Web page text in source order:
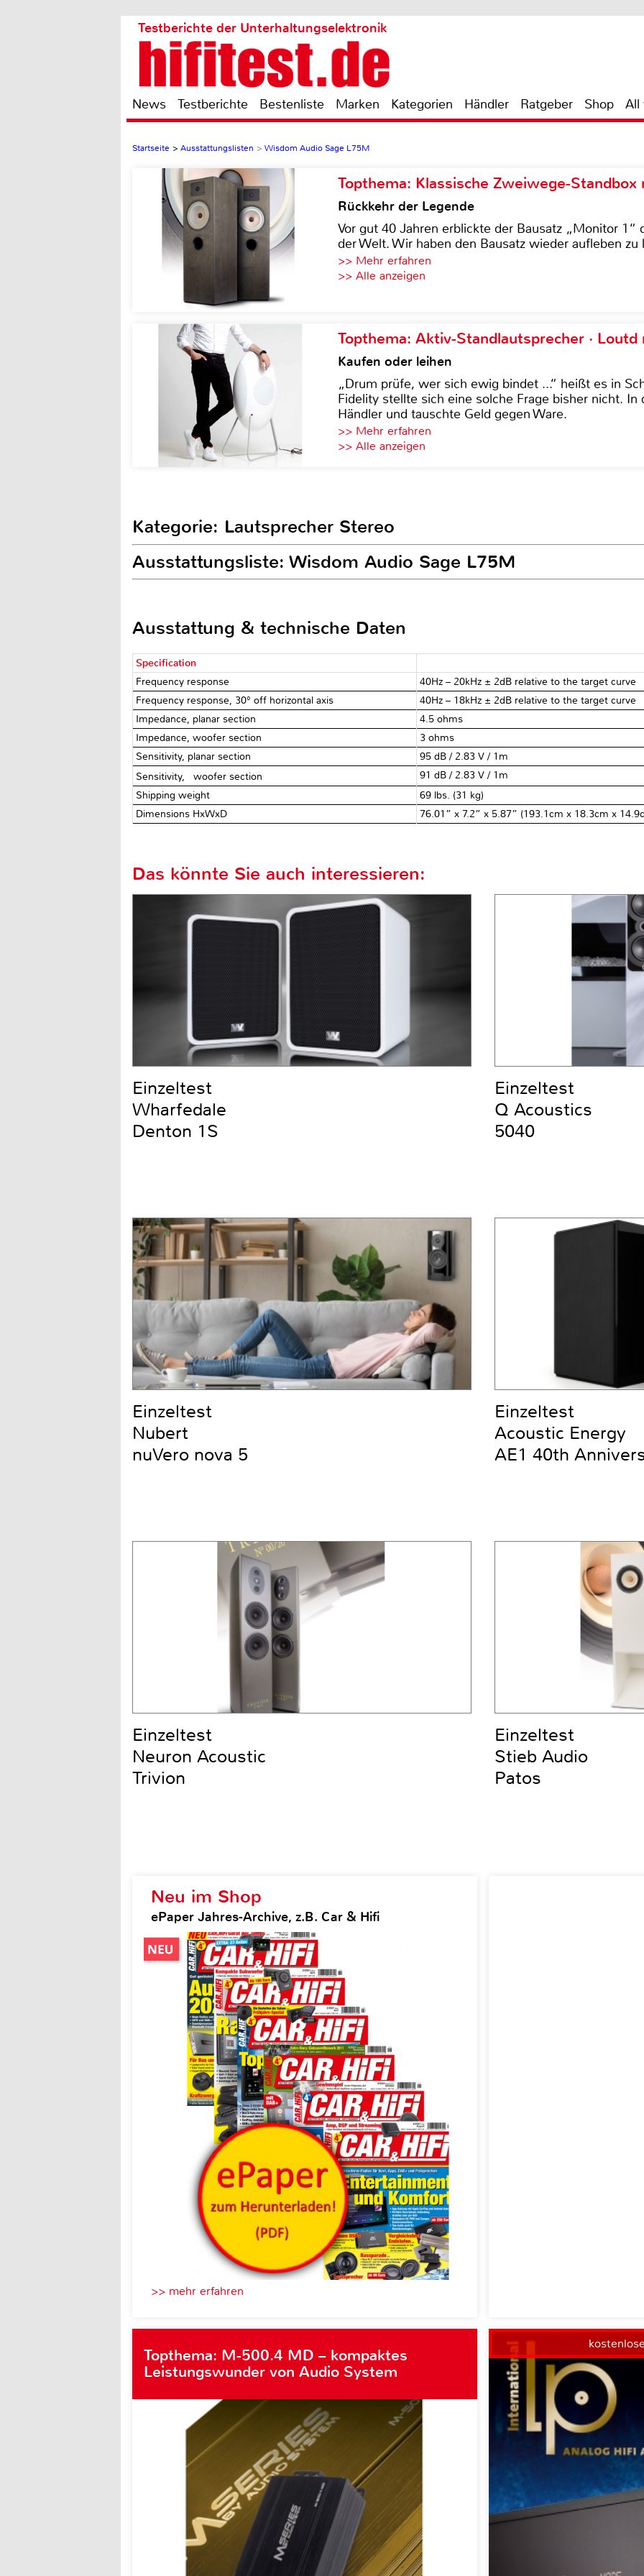
Testberichte der Unterhaltungselektronik
News Testberichte Bestenliste Marken Kategorien Händler Ratgeber Shop All
Startseite > Ausstattungslisten > Wisdom Audio Sage L75M
Topthema: Klassische Zweiwege-
Rückkehr der Legende
Vor gut 40 Jahren erblickte der Bausatz „Monitor 1“
der Welt. Wir haben den Bausatz wieder aufleben zu
>> Mehr erfahren
>> Alle anzeigen
Topthema: Aktiv-Standlautsprecher · Loutd
Kaufen oder leihen
„Drum prüfe, wer sich ewig bindet ...“ heißt es in
Fidelity stellte sich eine solche Frage bisher nicht. In
Händler und tauschte Geld gegen Ware.
>> Mehr erfahren
>> Alle anzeigen
Kategorie: Lautsprecher Stereo
Ausstattungsliste: Wisdom Audio Sage L75M
Ausstattung & technische Daten
Specification
Frequency response
40Hz – 20kHz ± 2dB relative to the target curve
Frequency response, 30° off horizontal axis
40Hz – 18kHz ± 2dB relative to the target curve
Impedance, planar section
4.5 ohms
Impedance, woofer section
3 ohms
Sensitivity, planar section
95 dB / 2.83 V / 1m
Sensitivity, woofer section
91 dB / 2.83 V / 1m
Shipping weight
69 lbs. (31 kg)
Dimensions HxWxD
76.01” x 7.2” x 5.87” (193.1cm x 18.3cm x
Neu im Shop
ePaper Jahres-Archive, z.B. Car & Hifi
>> mehr erfahren
Topthema: M-500.4 MD – kompaktes
Leistungswunder von Audio System
Das könnte Sie auch interessieren:
Einzeltest
Wharfedale
Denton 1S
Einzeltest
Q Acoustics
5040
Einzeltest
Nubert
nuVero nova 5
Einzeltest
Acoustic Energy
AE1 40th
Einzeltest
Neuron Acoustic
Trivion
Einzeltest
Stieb Audio
Patos